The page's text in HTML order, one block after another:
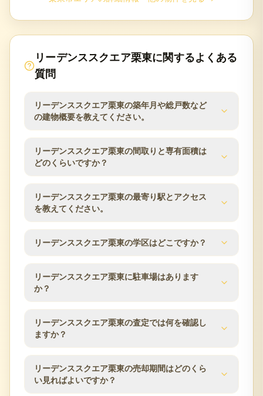
リーデンススクエア栗東に関するよくある
質問
リーデンススクエア栗東の築年月や総戸数など
の建物概要を教えてください。
リーデンススクエア栗東の建物概要は次のとおりで
す。築年月は2002年9月、総戸数は157戸、建物は地
土地権利は所有権です。分譲会社は藤和不動産、施
工会社はフジタ、管理会社は三菱地所コミュニテ
ィ、管理方式は日勤です。査定時にはこれらの建物
条件と管理状況を確認します。
リーデンススクエア栗東の間取りと専有面積は
どのくらいですか？
リーデンススクエア栗東の分譲時の公表値では、間
取りは3LDK〜4LDK、専有面積は74.17m²〜
す。同じマンション内でも住戸ごとに面積・向き・
階数が異なるため、ご所有住戸の条件をもとに査定
します。
リーデンススクエア栗東の最寄り駅とアクセス
を教えてください。
リーデンススクエア栗東の交通アクセスはJR東海道
本線／栗東駅 徒歩4分です。所在地は滋賀県栗東市
綣3丁目2-15です。駅からの距離や利用できる路線
は、マンション売却時の検討条件としてよく確認さ
れる項目です。
リーデンススクエア栗東の学区はどこですか？
分譲時の公表情報では、学区は栗東市小学校・中学
校学区です。学区は自治体の区域変更により変わる
などでご確認ください。
リーデンススクエア栗東に駐車場はあります
か？
リーデンススクエア栗東の駐車場数は分譲時の公表
値で161台です。空き状況や月額使用料は時期により
社の最新情報を確認します。
リーデンススクエア栗東の査定では何を確認し
ますか？
リーデンススクエア栗東の査定では、築年数、階
数、方位、専有面積、間取り、室内状態、管理状
リーデンススクエア栗東の売却期間はどのくら
い見ればよいですか？